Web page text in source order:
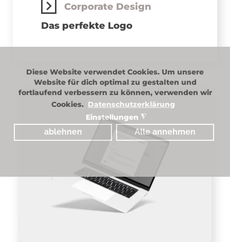
Diese Website verwendet Cookies. Um unsere
Website für dich optimal zu gestalten und
fortlaufend verbessern zu können, verwenden wir
Cookies. Datenschutzerklärung
Einstellungen ◮
ablehnen Alle annehmen
Corporate Design
Das perfekte Logo